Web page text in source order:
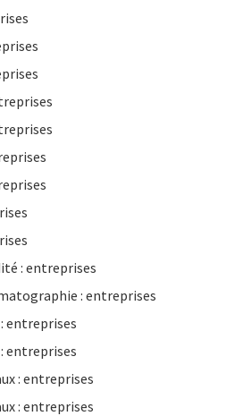
: entreprises
: entreprises
entreprises
entreprises
: entreprises
: entreprises